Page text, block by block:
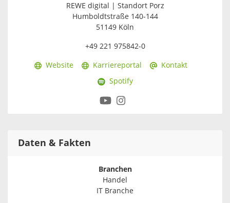
REWE digital | Standort Porz
Humboldtstraße 140-144
51149 Köln
+49 221 975842-0
Website Karriereportal
Kontakt
Spotify
Daten & Fakten
Branchen
Handel
IT Branche